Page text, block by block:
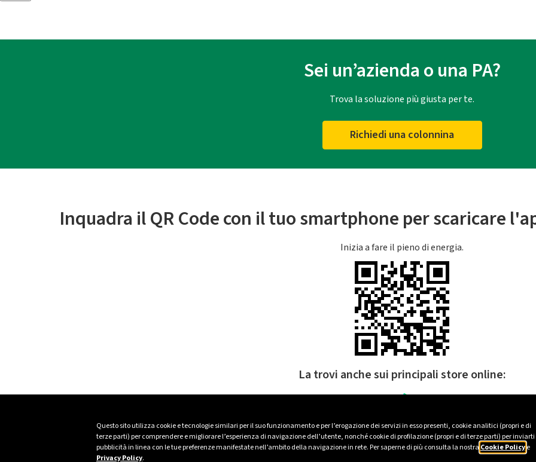
Questo sito utilizza cookie e tecnologie similari per il suo funzionamento e per l’erogazione dei servizi in esso presenti, cookie analitici (propri e di
terze parti) per comprendere e migliorare l’esperienza di navigazione dell’utente, nonché cookie di profilazione (propri e di terze parti) per inviarti
pubblicità in linea con le tue preferenze manifestate nell’ambito della navigazione in rete. Per saperne di più consulta la nostra Cookie Policye
Privacy Policy.
Sei un’azienda o una PA?
Trova la soluzione più giusta per te.
Richiedi una colonnina
Inquadra il QR Code con il tuo smartphone per scaricare
Inizia a fare il pieno di energia.
La trovi anche sui principali store online: